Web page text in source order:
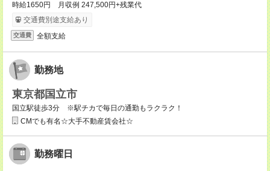
時給1650円 月収例 247,500円+残業代
交通費別途支給あり
交通費 全額支給
勤務地
東京都国立市
国立駅徒歩3分 ※駅チカで毎日の通勤もラクラク！
CMでも有名☆大手不動産賃会社☆
勤務曜日